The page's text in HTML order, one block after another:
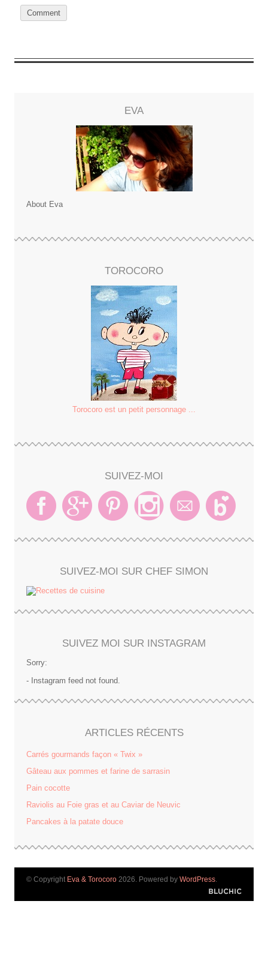
EVA
About Eva
TOROCORO
Torocoro est un petit personnage ...
SUIVEZ-MOI
SUIVEZ-MOI SUR CHEF SIMON
SUIVEZ MOI SUR INSTAGRAM
Sorry:
- Instagram feed not found.
ARTICLES RÉCENTS
Carrés gourmands façon « Twix »
Gâteau aux pommes et farine de sarrasin
Pain cocotte
Raviolis au Foie gras et au Caviar de Neuvic
Pancakes à la patate douce
© Copyright Eva & Torocoro 2026. Powered by WordPress